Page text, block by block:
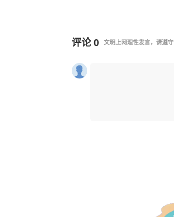
评论0 文明上网理性发言，请遵守